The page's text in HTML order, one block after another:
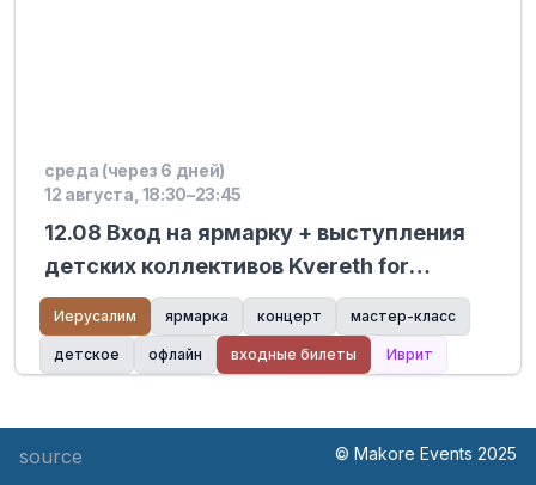
среда (через 6 дней)
12 августа, 18:30–23:45
12.08 Вход на ярмарку + выступления
детских коллективов Kvereth for
Children, Avimair, Lihi Toledano и Neve
Levi на сцене Mitchell Stage.
Иерусалим ярмарка концерт мастер-класс
детское офлайн входные билеты Иврит
source © Makore Events 2025